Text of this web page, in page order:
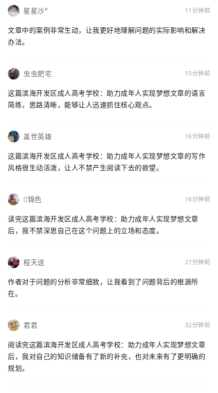
星星沙° 11分钟前
文章中的案例非常生动，让我更好地理解问题的实际影响和解决
办法。
虫虫肥宅 15分钟前
这篇滨海开发区成人高考学校：助力成年人实现梦想文章的语言
简练，思路清晰，能够让人迅速抓住核心观点。
盖世英雄 16分钟前
这篇滨海开发区成人高考学校：助力成年人实现梦想文章的写作
风格很生动活泼，让人不禁产生阅读下去的欲望。
锦色 16分钟前
读完这篇滨海开发区成人高考学校：助力成年人实现梦想文章
后，我不禁深思自己在这个问题上的立场和态度。
程天送 27分钟前
作者对于问题的分析非常细致，让我看到了问题背后的根源所
在。
君君 32分钟前
阅读完这篇滨海开发区成人高考学校：助力成年人实现梦想文章
后，我对自己的知识储备有了新的补充，也对未来有了更明确的
规划。